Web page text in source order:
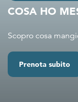
COSA HO
Scopro cosa
Prenota subito